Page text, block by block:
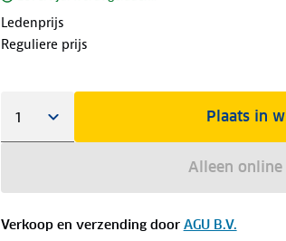
Ledenprijs
Reguliere prijs
Plaats in
Alleen online
Verkoop en verzending door AGU B.V.